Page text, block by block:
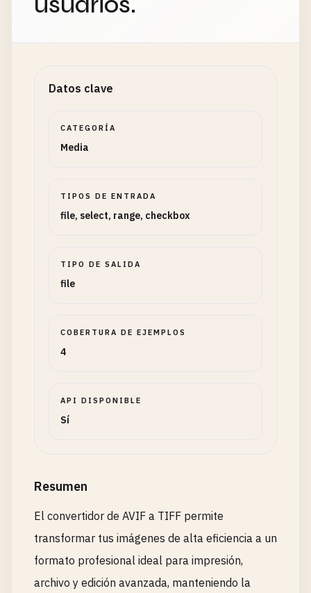
Datos clave
CATEGORÍA
Media
TIPOS DE ENTRADA
file, select, range, checkbox
TIPO DE SALIDA
file
COBERTURA DE EJEMPLOS
4
API DISPONIBLE
Sí
Resumen
El convertidor de AVIF a TIFF permite
transformar tus imágenes de alta eficiencia a un
formato profesional ideal para impresión,
archivo y edición avanzada, manteniendo la